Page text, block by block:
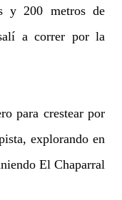
y 200 metros de
a correr por la
para crestear por
explorando en
El Chaparral